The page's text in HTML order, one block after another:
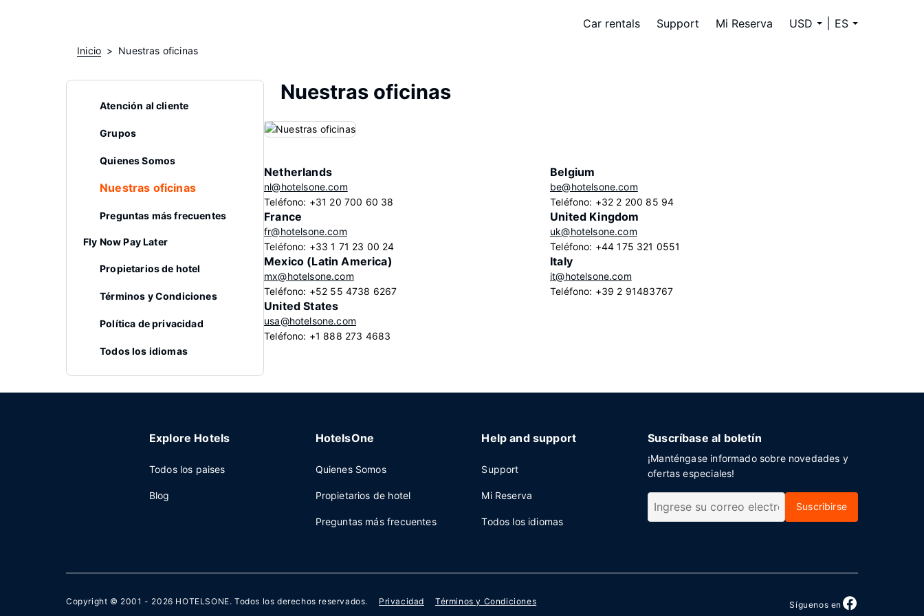
Car rentals Support Mi Reserva USD ES
Inicio Nuestras oficinas
Atención al cliente
Grupos
Quienes Somos
Nuestras oficinas
Preguntas más frecuentes
Fly Now Pay Later
Propietarios de hotel
Términos y Condiciones
Política de privacidad
Todos los idiomas
Nuestras oficinas
Netherlands
nl@hotelsone.com
Teléfono: +31 20 700 60 38
Belgium
be@hotelsone.com
Teléfono: +32 2 200 85 94
France
fr@hotelsone.com
Teléfono: +33 1 71 23 00 24
United Kingdom
uk@hotelsone.com
Teléfono: +44 175 321 0551
Mexico (Latin America)
mx@hotelsone.com
Teléfono: +52 55 4738 6267
Italy
it@hotelsone.com
Teléfono: +39 2 91483767
United States
usa@hotelsone.com
Teléfono: +1 888 273 4683
Explore Hotels
Todos los paises
Blog
HotelsOne
Quienes Somos
Propietarios de hotel
Preguntas más frecuentes
Help and support
Support
Mi Reserva
Todos los idiomas
Suscríbase al boletín
¡Manténgase informado sobre novedades y
ofertas especiales!
Suscribirse
Copyright © 2001 - 2026 HOTELSONE. Todos los derechos reservados. Privacidad Términos y Condiciones Síguenos en